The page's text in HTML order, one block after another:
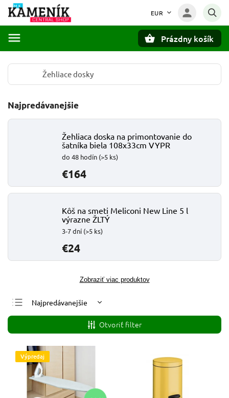
EUR
Prázdny košík
Žehliace dosky
Najpredávanejšie
Žehliaca doska na primontovanie do
šatníka biela 108x33cm VYPR
do 48 hodín (>5 ks)
€164
Kôš na smeti Meliconi New Line 5 l
výrazne ŽLTÝ
3-7 dní (>5 ks)
€24
Zobraziť viac produktov
Najpredávanejšie
Najlacnejšie
Najdrahšie
Abecedne
Otvoriť filter
Výpredaj